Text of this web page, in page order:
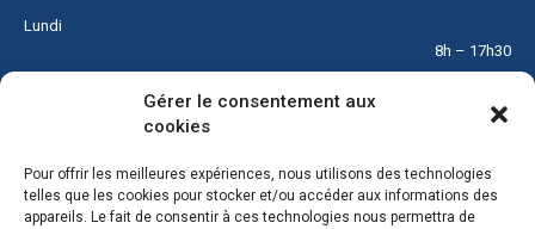
Gérer le consentement aux
cookies
Pour offrir les meilleures expériences, nous utilisons des technologies
telles que les cookies pour stocker et/ou accéder aux informations des
appareils. Le fait de consentir à ces technologies nous permettra de
Lundi
8h – 17h30
8h – 17h30
Mercredi
8h – 12h